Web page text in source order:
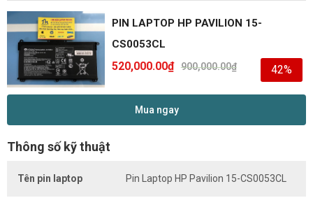
PIN LAPTOP HP PAVILION 15-
CS0053CL
900,000.00₫
520,000.00₫ 42%
Mua ngay
Thông số kỹ thuật
Tên pin laptop Pin Laptop HP Pavilion 15-CS0053CL